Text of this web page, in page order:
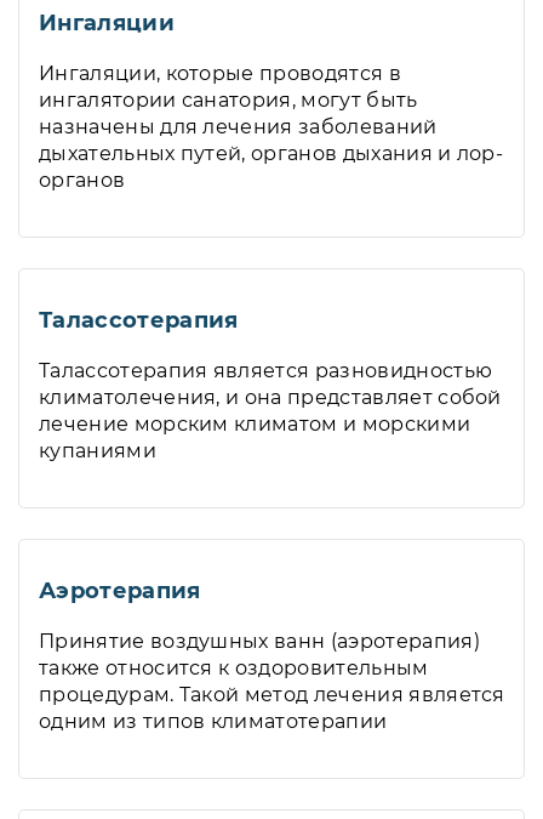
Ингаляции
Ингаляции, которые проводятся в
ингалятории санатория, могут быть
назначены для лечения заболеваний
дыхательных путей, органов дыхания и лор-
органов
Талассотерапия
Талассотерапия является разновидностью
климатолечения, и она представляет собой
лечение морским климатом и морскими
купаниями
Аэротерапия
Принятие воздушных ванн (аэротерапия)
также относится к оздоровительным
процедурам. Такой метод лечения является
одним из типов климатотерапии